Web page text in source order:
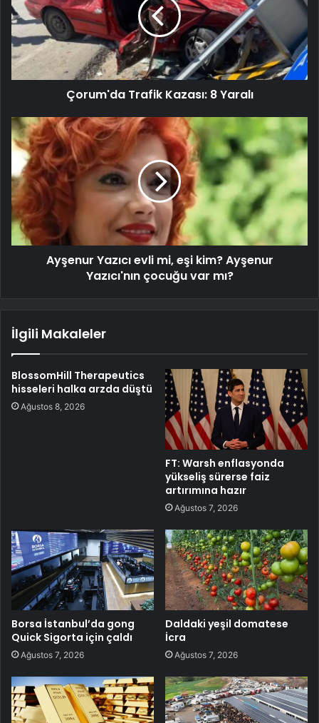
Çorum'da Trafik Kazası: 8 Yaralı
Ayşenur Yazıcı evli mi, eşi kim? Ayşenur
Yazıcı'nın çocuğu var mı?
İlgili Makaleler
BlossomHill Therapeutics
hisseleri halka arzda düştü
Ağustos 8, 2026
FT: Warsh enflasyonda
yükseliş sürerse faiz
artırımına hazır
Ağustos 7, 2026
Borsa İstanbul’da gong
Quick Sigorta için çaldı
Ağustos 7, 2026
Daldaki yeşil domatese
İcra
Ağustos 7, 2026